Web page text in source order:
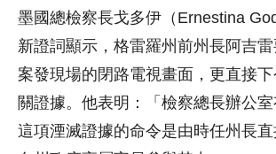
墨國總檢察長戈多伊（Ernestina
新證詞顯示，格雷羅州前州長阿吉
案發現場的閉路電視畫面，更直接
關證據。他表明：「檢察總長辦公室
這項湮滅證據的命令是由時任州長